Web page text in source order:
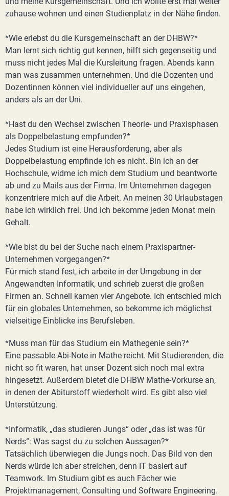
zuhause wohnen und einen Studienplatz in der Nähe finden.
*Wie erlebst du die Kursgemeinschaft an der DHBW?*
Man lernt sich richtig gut kennen, hilft sich gegenseitig und
muss nicht jedes Mal die Kursleitung fragen. Abends kann
man was zusammen unternehmen. Und die Dozenten und
Dozentinnen können viel individueller auf uns eingehen,
anders als an der Uni.
*Hast du den Wechsel zwischen Theorie- und Praxisphasen
als Doppelbelastung empfunden?*
Jedes Studium ist eine Herausforderung, aber als
Doppelbelastung empfinde ich es nicht. Bin ich an der
Hochschule, widme ich mich dem Studium und beantworte
ab und zu Mails aus der Firma. Im Unternehmen dagegen
konzentriere mich auf die Arbeit. An meinen 30 Urlaubstagen
habe ich wirklich frei. Und ich bekomme jeden Monat mein
Gehalt.
*Wie bist du bei der Suche nach einem Praxispartner-
Unternehmen vorgegangen?*
Für mich stand fest, ich arbeite in der Umgebung in der
Angewandten Informatik, und schrieb zuerst die großen
Firmen an. Schnell kamen vier Angebote. Ich entschied mich
für ein globales Unternehmen, so bekomme ich möglichst
vielseitige Einblicke ins Berufsleben.
*Muss man für das Studium ein Mathegenie sein?*
Eine passable Abi-Note in Mathe reicht. Mit Studierenden, die
nicht so fit waren, hat unser Dozent sich noch mal extra
hingesetzt. Außerdem bietet die DHBW Mathe-Vorkurse an,
in denen der Abiturstoff wiederholt wird. Es gibt also viel
Unterstützung.
*Informatik, „das studieren Jungs“ oder „das ist was für
Nerds“: Was sagst du zu solchen Aussagen?*
Tatsächlich überwiegen die Jungs noch. Das Bild von den
Nerds würde ich aber streichen, denn IT basiert auf
Teamwork. Im Studium gibt es auch Fächer wie
Projektmanagement, Consulting und Software Engineering.